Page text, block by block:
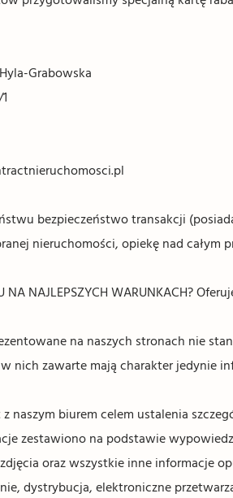
Grabowska
bezpieczeństwo transakcji
nieruchomości, opiekę nad całym
NA NAJLEPSZYCH WARUNKACH?
na naszych stronach nie
nich zawarte mają charakter jedynie
naszym biurem celem ustalenia
zestawiono na podstawie
oraz wszystkie inne informacje
dystrybucja, elektroniczne